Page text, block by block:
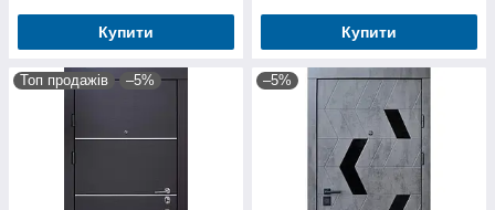
Купити Купити
Топ продажів –5% –5%